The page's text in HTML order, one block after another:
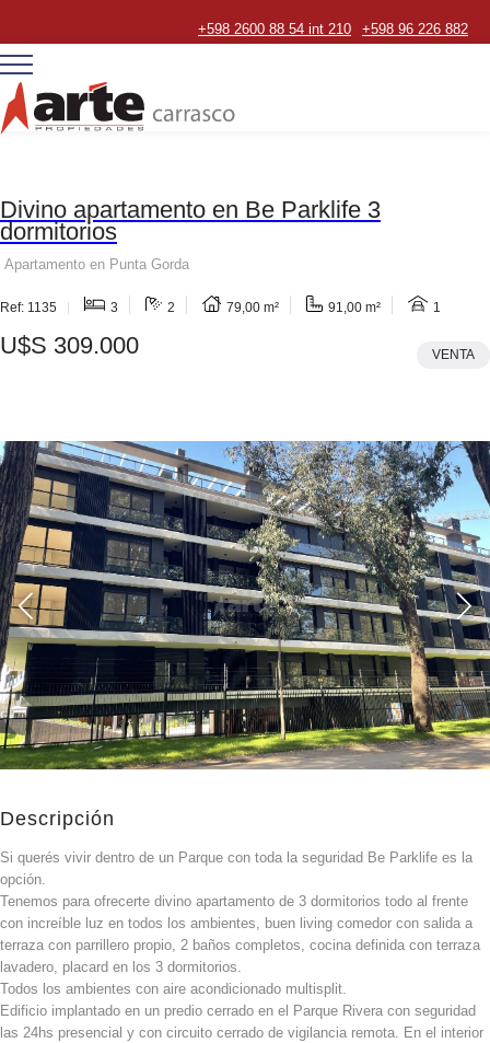
+598 96 226 882
+598 2600 88 54 int 210
Divino apartamento en Be Parklife 3
dormitorios
Apartamento en Punta Gorda
Ref: 1135 3 2 79,00 m² 91,00 m² 1
U$S 309.000 VENTA
Descripción
Si querés vivir dentro de un Parque con toda la seguridad Be Parklife es la
opción.
Tenemos para ofrecerte divino apartamento de 3 dormitorios todo al frente
con increíble luz en todos los ambientes, buen living comedor con salida a
terraza con parrillero propio, 2 baños completos, cocina definida con terraza
lavadero, placard en los 3 dormitorios.
Todos los ambientes con aire acondicionado multisplit.
Edificio implantado en un predio cerrado en el Parque Rivera con seguridad
las 24hs presencial y con circuito cerrado de vigilancia remota. En el interior